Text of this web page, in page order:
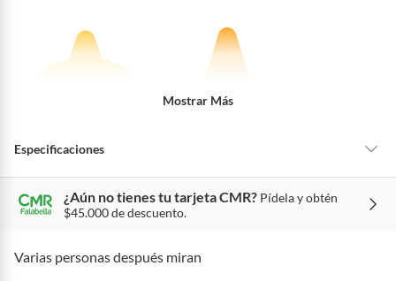
Para conocer más sobre el derecho de retracto y nuestra política de
Mostrar Más
Especificaciones
Peso del producto 200
Modo de fabricación Industrial
¿Aún no tienes tu tarjeta CMR? Pídela y obtén
$45.000 de descuento.
Varias personas después miran